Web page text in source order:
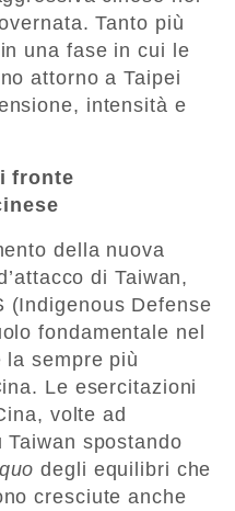
Tanto più
una fase in cui le
attorno a Taipei
intensità e
fronte
della nuova
di Taiwan,
(Indigenous Defense
fondamentale nel
sempre più
Le esercitazioni
volte ad
spostando
degli equilibri che
cresciute anche